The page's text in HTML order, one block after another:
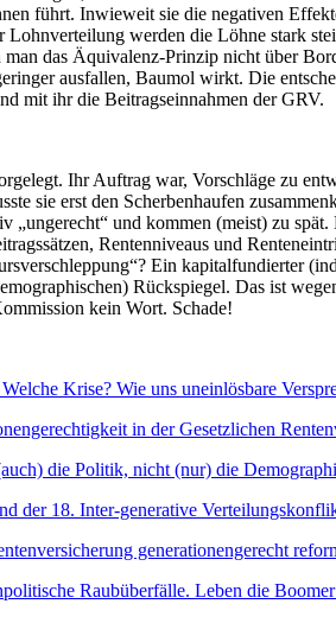
führt. Inwieweit sie die negativen
werden die Löhne stark
das Äquivalenz-Prinzip nicht über
ausfallen, Baumol wirkt. Die
mit ihr die Beitragseinnahmen der GRV.
Ihr Auftrag war, Vorschläge zu
sie erst den Scherbenhaufen
„ungerecht“ und kommen (meist) zu
Rentenniveaus und
Ein kapitalfundierter
Rückspiegel. Das ist
kein Wort. Schade!
Krise? Wie uns uneinlösbare
in der Gesetzlichen
die Politik, nicht (nur) die
der 18. Inter-generative
generationengerecht
Raubüberfälle. Leben die